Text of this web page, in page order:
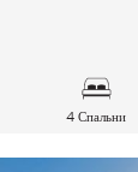
4 Спальни